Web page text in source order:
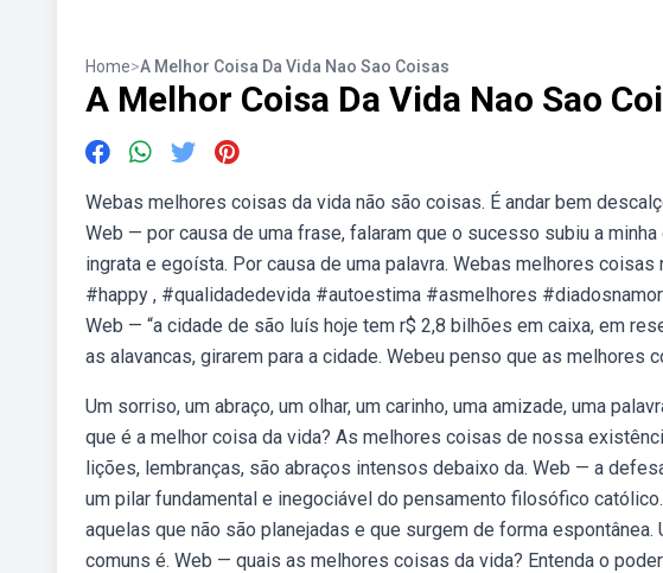
Home>A Melhor Coisa Da Vida Nao Sao Coisas
A Melhor Coisa Da Vida Nao Sao
Webas melhores coisas da vida não são coisas. É andar bem
Web — por causa de uma frase, falaram que o sucesso subiu a
ingrata e egoísta. Por causa de uma palavra. Webas melhores
#happy , #qualidadedevida #autoestima #asmelhores
Web — “a cidade de são luís hoje tem r$ 2,8 bilhões em caixa, em
as alavancas, girarem para a cidade. Webeu penso que as melhores
Um sorriso, um abraço, um olhar, um carinho, uma amizade, uma
que é a melhor coisa da vida? As melhores coisas de nossa
lições, lembranças, são abraços intensos debaixo da. Web — a
um pilar fundamental e inegociável do pensamento filosófico
aquelas que não são planejadas e que surgem de forma
comuns é. Web — quais as melhores coisas da vida? Entenda o